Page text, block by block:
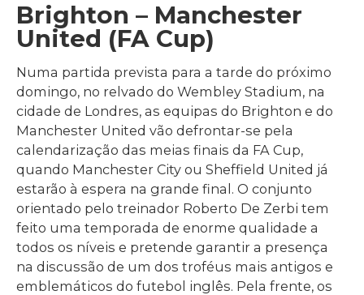
Brighton – Manchester
United (FA Cup)
Numa partida prevista para a tarde do próximo
domingo, no relvado do Wembley Stadium, na
cidade de Londres, as equipas do Brighton e do
Manchester United vão defrontar-se pela
calendarização das meias finais da FA Cup,
quando Manchester City ou Sheffield United já
estarão à espera na grande final. O conjunto
orientado pelo treinador Roberto De Zerbi tem
feito uma temporada de enorme qualidade a
todos os níveis e pretende garantir a presença
na discussão de um dos troféus mais antigos e
emblemáticos do futebol inglês. Pela frente, os